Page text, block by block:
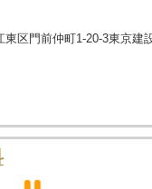
東区門前仲町1-20-3東京建